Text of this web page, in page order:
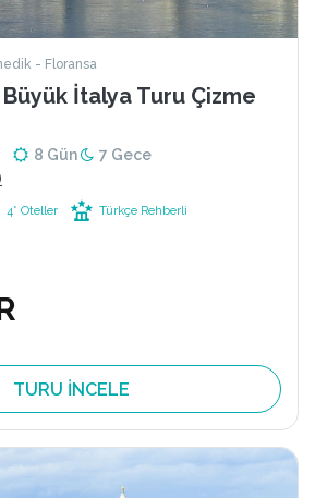
- Floransa
İtalya Turu Çizme
8 Gün
7 Gece
4* Oteller Türkçe Rehberli
TURU İNCELE